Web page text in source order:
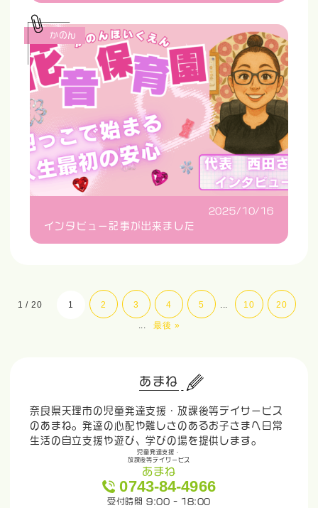
2025/10/16
インタビュー記事が出来ました
かのん
1 / 20 1 2 3 4 5 ... 10 20
... 最後 »
あまね
奈良県天理市の児童発達支援・放課後等デイサービス
のあまね。発達の心配や難しさのあるお子さまへ日常
生活の自立支援や遊び、学びの場を提供します。
児童発達支援・
放課後等デイサービス
あまね
0743-84-4966
受付時間 9:00 - 18:00